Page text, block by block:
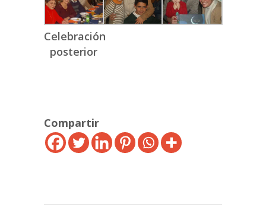
Celebración
posterior
Compartir